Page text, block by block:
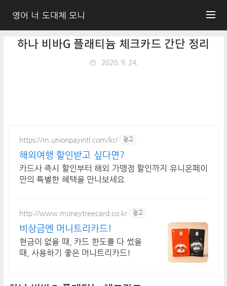
영어 너 도대체 모니
하나 비바G 플래티늄 체크카드 간단 정리
2020. 9. 24.
https://m.unionpayintl.com/kr/ 광고
해외여행 할인받고 싶다면?
카드사 즉시 할인부터 해외 가맹점 할인까지 유니온페이
만의 특별한 혜택을 만나보세요
http://www.moneytreecard.co.kr 광고
비상금엔 머니트리카드!
현금이 없을 때, 카드 한도를 다 썼을
때, 사용하기 좋은 머니트리카드!